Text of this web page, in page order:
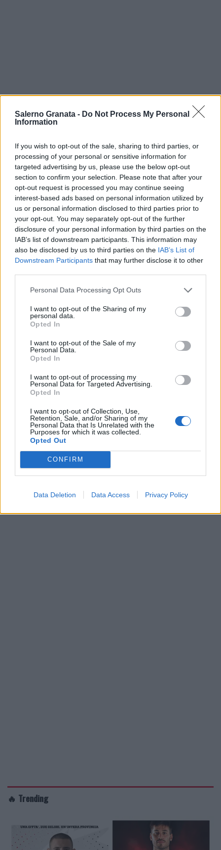
Salerno Granata - Do Not Process My Personal
Information
If you wish to opt-out of the sale, sharing to third parties, or
processing of your personal or sensitive information for
targeted advertising by us, please use the below opt-out
section to confirm your selection. Please note that after your
opt-out request is processed you may continue seeing
interest-based ads based on personal information utilized by
us or personal information disclosed to third parties prior to
your opt-out. You may separately opt-out of the further
disclosure of your personal information by third parties on the
IAB’s list of downstream participants. This information may
also be disclosed by us to third parties on the IAB’s List of
Downstream Participants that may further disclose it to other
Personal Data Processing Opt Outs
I want to opt-out of the Sharing of my
personal data.
Opted In
I want to opt-out of the Sale of my
Personal Data.
Opted In
I want to opt-out of processing my
Personal Data for Targeted Advertising.
Opted In
I want to opt-out of Collection, Use,
Retention, Sale, and/or Sharing of my
Personal Data that Is Unrelated with the
Purposes for which it was collected.
Opted Out
CONFIRM
Data Deletion Data Access Privacy Policy
🔥 Trending